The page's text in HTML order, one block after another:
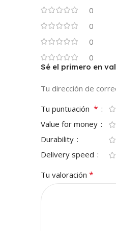
0
0
0
0
Sé el primero en
Tu dirección de
Tu puntuación *
Value for money
Durability
Delivery speed
Tu valoración *